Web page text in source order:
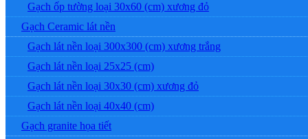
Gạch ốp tường loại 30x60 (cm) xương đỏ
Gạch Ceramic lát nền
Gạch lát nền loại 300x300 (cm) xương trắng
Gạch lát nền loại 25x25 (cm)
Gạch lát nền loại 30x30 (cm) xương đỏ
Gạch lát nền loại 40x40 (cm)
Gạch granite họa tiết